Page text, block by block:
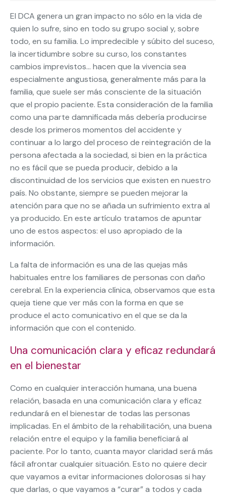
El DCA genera un gran impacto no sólo en la vida de
quien lo sufre, sino en todo su grupo social y, sobre
todo, en su familia. Lo impredecible y súbito del suceso,
la incertidumbre sobre su curso, los constantes
cambios imprevistos… hacen que la vivencia sea
especialmente angustiosa, generalmente más para la
familia, que suele ser más consciente de la situación
que el propio paciente. Esta consideración de la familia
como una parte damnificada más debería producirse
desde los primeros momentos del accidente y
continuar a lo largo del proceso de reintegración de la
persona afectada a la sociedad, si bien en la práctica
no es fácil que se pueda producir, debido a la
discontinuidad de los servicios que existen en nuestro
país. No obstante, siempre se pueden mejorar la
atención para que no se añada un sufrimiento extra al
ya producido. En este artículo tratamos de apuntar
uno de estos aspectos: el uso apropiado de la
información.
La falta de información es una de las quejas más
habituales entre los familiares de personas con daño
cerebral. En la experiencia clínica, observamos que esta
queja tiene que ver más con la forma en que se
produce el acto comunicativo en el que se da la
información que con el contenido.
Una comunicación clara y eficaz redundará
en el bienestar
Como en cualquier interacción humana, una buena
relación, basada en una comunicación clara y eficaz
redundará en el bienestar de todas las personas
implicadas. En el ámbito de la rehabilitación, una buena
relación entre el equipo y la familia beneficiará al
paciente. Por lo tanto, cuanta mayor claridad será más
fácil afrontar cualquier situación. Esto no quiere decir
que vayamos a evitar informaciones dolorosas si hay
que darlas, o que vayamos a “curar” a todos y cada